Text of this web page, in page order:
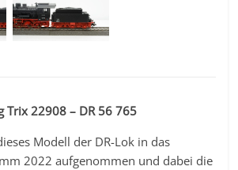
Trix 22908 – DR 56 765
Modell der DR-Lok in das
2022 aufgenommen und dabei die